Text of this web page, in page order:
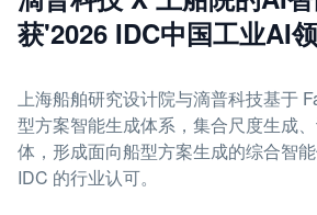
获'2026 IDC中国工业AI
上海船舶研究设计院与滴普科技基于
型方案智能生成体系，集合尺度生成
体，形成面向船型方案生成的综合智
IDC 的行业认可。